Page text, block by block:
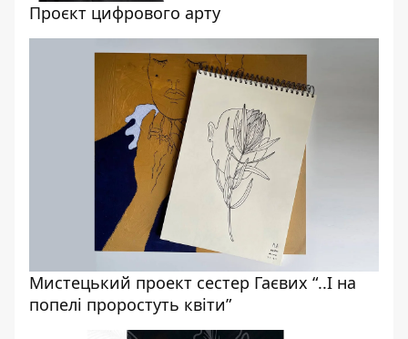
Проєкт цифрового арту
Мистецький проект сестер Гаєвих “..І на
попелі проростуть квіти”